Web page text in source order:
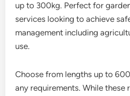
up to 300kg. Perfect for
services looking to achieve
management including
use.
Choose from lengths up to
any requirements. While these